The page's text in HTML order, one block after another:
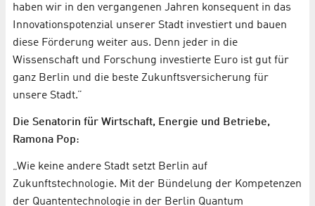
haben wir in den vergangenen Jahren konsequent in das
Innovationspotenzial unserer Stadt investiert und bauen
diese Förderung weiter aus. Denn jeder in die
Wissenschaft und Forschung investierte Euro ist gut für
ganz Berlin und die beste Zukunftsversicherung für
unsere Stadt.”
Die Senatorin für Wirtschaft, Energie und Betriebe,
Ramona Pop:
„Wie keine andere Stadt setzt Berlin auf
Zukunftstechnologie. Mit der Bündelung der Kompetenzen
der Quantentechnologie in der Berlin Quantum